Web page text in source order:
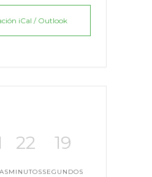
iCal / Outlook
22
MINUTOS
19
SEGUNDOS